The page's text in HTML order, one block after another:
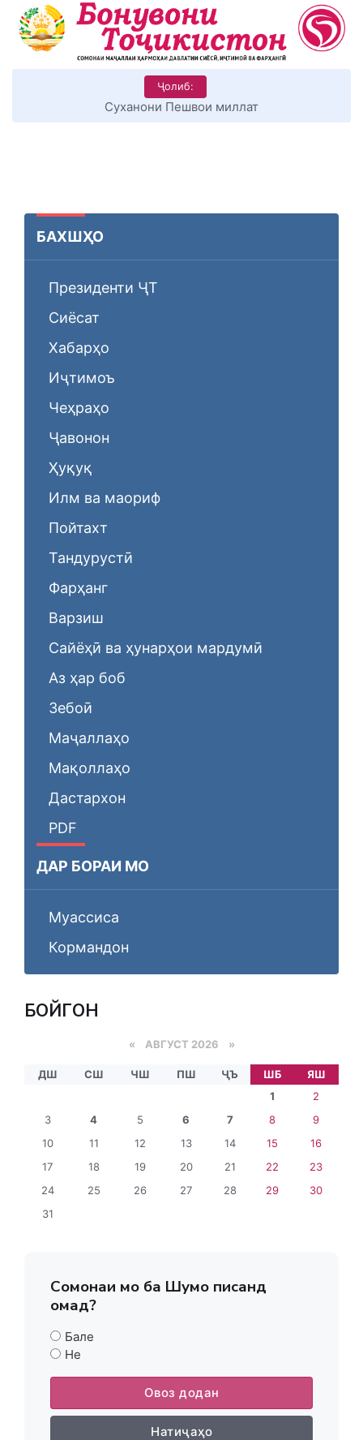
Ҷолиб:
КИТОБХОНИРО ДАР ХУД ТАШАККУЛ ДИҲЕМ
БАХШҲО
Президенти ҶТ
Сиёсат
Хабарҳо
Иҷтимоъ
Чеҳраҳо
Ҷавонон
Ҳуқуқ
Илм ва маориф
Пойтахт
Тандурустӣ
Фарҳанг
Варзиш
Сайёҳӣ ва ҳунарҳои мардумӣ
Аз ҳар боб
Зебоӣ
Маҷаллаҳо
Мақоллаҳо
Дастархон
PDF
ДАР БОРАИ МО
Муассиса
Кормандон
БОЙГОНӢ
« АВГУСТ 2026 »
ДШ СШ ЧШ ПШ ҶЪ ШБ
ЯШ
1
2
3
4 5 6 7 8
9
10
11 12 13 14 15
16
17
18 19 20 21 22
23
24
25 26 27 28 29
30
31
Сомонаи мо ба Шумо писанд
омад?
Бале
Не
Овоз додан
Натиҷаҳо